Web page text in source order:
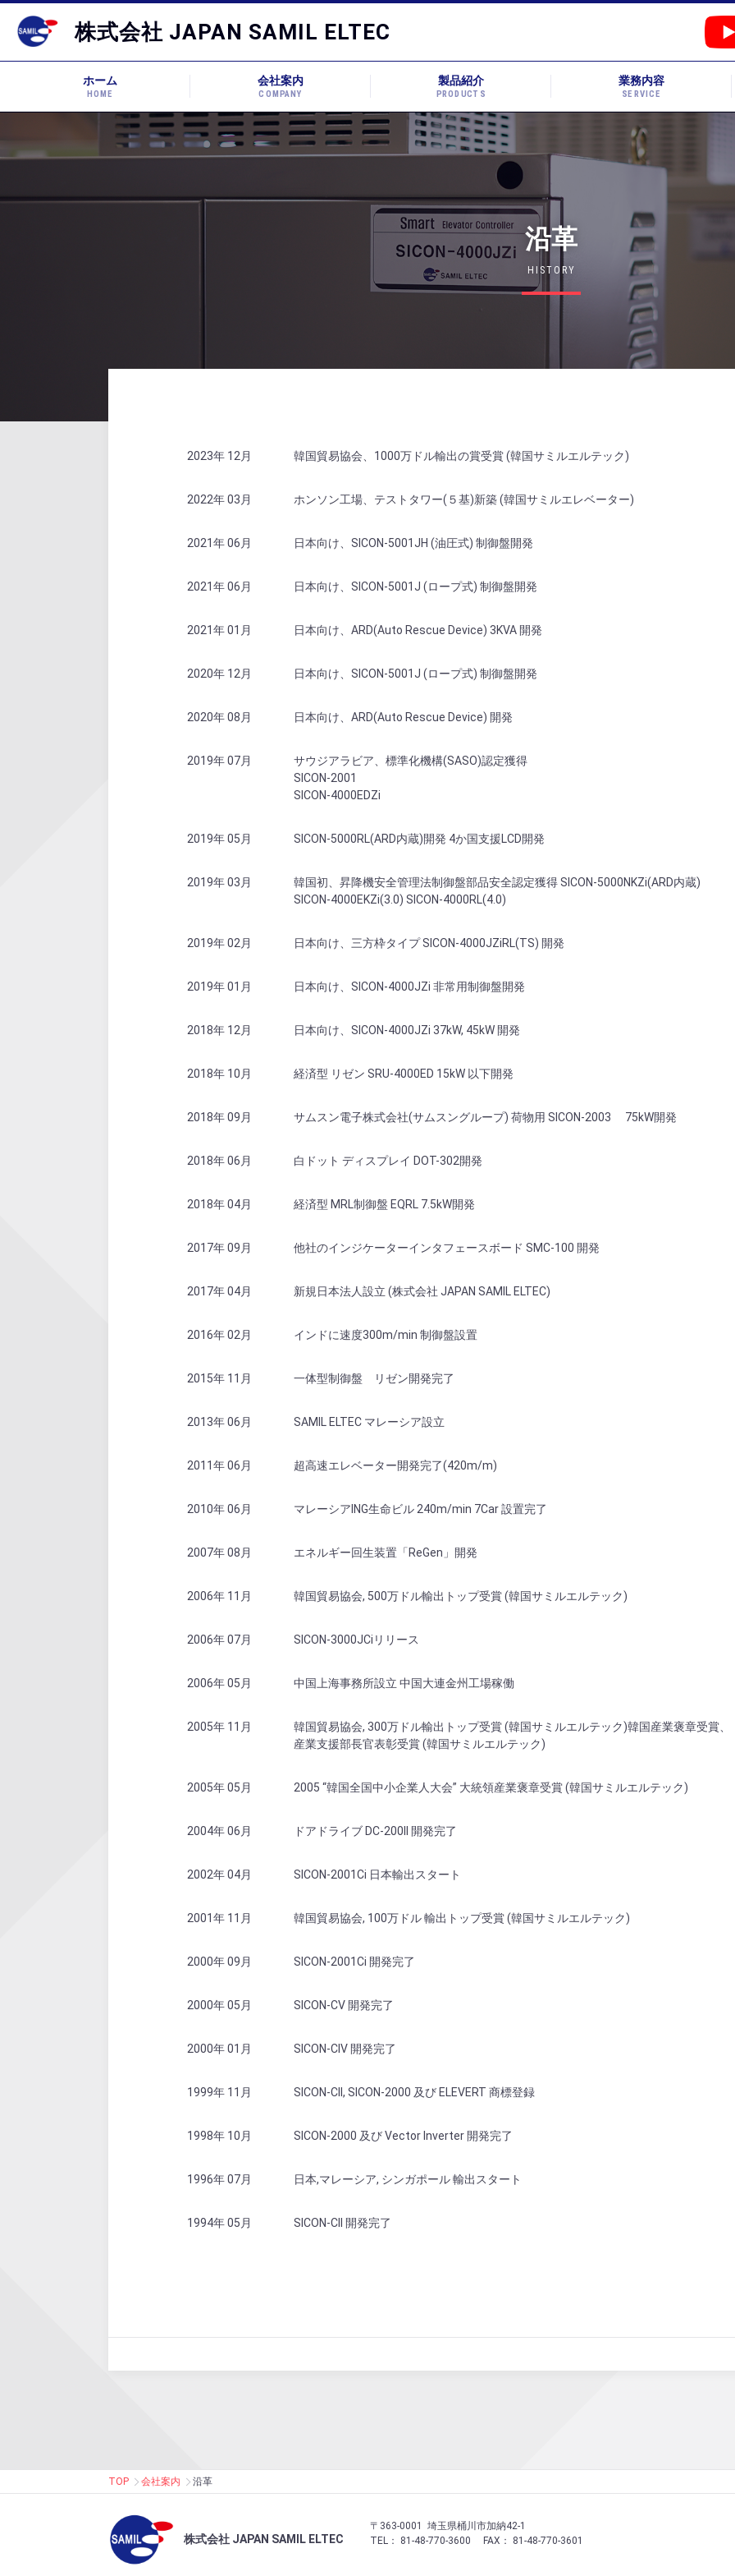
株式会社 JAPAN SAMIL ELTEC
ホーム
HOME
会社案内
COMPANY
製品紹介
PRODUCTS
業務内容
SERVICE
沿革
HISTORY
2023年 12月 韓国貿易協会、1000万ドル輸出の賞受賞 (韓国サミルエルテック)
2022年 03月 ホンソン工場、テストタワー(５基)新築 (韓国サミルエレベーター)
2021年 06月 日本向け、SICON-5001JH (油圧式) 制御盤開発
2021年 06月 日本向け、SICON-5001J (ロープ式) 制御盤開発
2021年 01月 日本向け、ARD(Auto Rescue Device) 3KVA 開発
2020年 12月 日本向け、SICON-5001J (ロープ式) 制御盤開発
2020年 08月 日本向け、ARD(Auto Rescue Device) 開発
2019年 07月
サウジアラビア、標準化機構(SASO)認定獲得
SICON-2001
SICON-4000EDZi
2019年 05月 SICON-5000RL(ARD内蔵)開発 4か国支援LCD開発
2019年 03月
韓国初、昇降機安全管理法制御盤部品安全認定獲得 SICON-5000NKZi(ARD内蔵)
SICON-4000EKZi(3.0) SICON-4000RL(4.0)
2019年 02月 日本向け、三方枠タイプ SICON-4000JZiRL(TS) 開発
2019年 01月 日本向け、SICON-4000JZi 非常用制御盤開発
2018年 12月 日本向け、SICON-4000JZi 37kW, 45kW 開発
2018年 10月 経済型 リゼン SRU-4000ED 15kW 以下開発
2018年 09月 サムスン電子株式会社(サムスングループ) 荷物用 SICON-2003 75kW開発
2018年 06月 白ドット ディスプレイ DOT-302開発
2018年 04月 経済型 MRL制御盤 EQRL 7.5kW開発
2017年 09月 他社のインジケーターインタフェースボード SMC-100 開発
2017年 04月 新規日本法人設立 (株式会社 JAPAN SAMIL ELTEC)
2016年 02月 インドに速度300m/min 制御盤設置
2015年 11月 一体型制御盤 リゼン開発完了
2013年 06月 SAMIL ELTEC マレーシア設立
2011年 06月 超高速エレベーター開発完了(420m/m)
2010年 06月 マレーシアING生命ビル 240m/min 7Car 設置完了
2007年 08月 エネルギー回生装置「ReGen」開発
2006年 11月 韓国貿易協会, 500万ドル輸出トップ受賞 (韓国サミルエルテック)
2006年 07月 SICON-3000JCiリリース
2006年 05月 中国上海事務所設立 中国大連金州工場稼働
2005年 11月
韓国貿易協会, 300万ドル輸出トップ受賞 (韓国サミルエルテック)韓国産業褒章受賞、
産業支援部長官表彰受賞 (韓国サミルエルテック)
2005年 05月 2005 “韓国全国中小企業人大会” 大統領産業褒章受賞 (韓国サミルエルテック)
2004年 06月 ドアドライブ DC-200II 開発完了
2002年 04月 SICON-2001Ci 日本輸出スタート
2001年 11月 韓国貿易協会, 100万ドル 輸出トップ受賞 (韓国サミルエルテック)
2000年 09月 SICON-2001Ci 開発完了
2000年 05月 SICON-CV 開発完了
2000年 01月 SICON-CIV 開発完了
1999年 11月 SICON-CII, SICON-2000 及び ELEVERT 商標登録
1998年 10月 SICON-2000 及び Vector Inverter 開発完了
1996年 07月 日本,マレーシア, シンガポール 輸出スタート
1994年 05月 SICON-CII 開発完了
TOP 会社案内 沿革
株式会社 JAPAN SAMIL ELTEC
〒363-0001 埼玉県桶川市加納42-1
TEL： 81-48-770-3600
FAX： 81-48-770-3601